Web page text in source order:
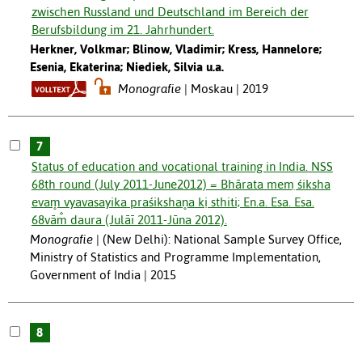
zwischen Russland und Deutschland im Bereich der
Berufsbildung im 21. Jahrhundert.
Herkner, Volkmar; Blinow, Vladimir; Kress, Hannelore;
Esenia, Ekaterina; Niediek, Silvia u.a.
Monografie
Moskau | 2019
7
Status of education and vocational training in India. NSS
68th round (July 2011-June2012) = Bhārata meṃ śiksha
evam̥ vyavasayika praśikshan̥a kị sthiti; En.a. Esa. Esa.
68vām̐ daura (Julāī 2011-Jūna 2012).
Monografie
(New Delhi): National Sample Survey Office,
Ministry of Statistics and Programme Implementation,
Government of India | 2015
8